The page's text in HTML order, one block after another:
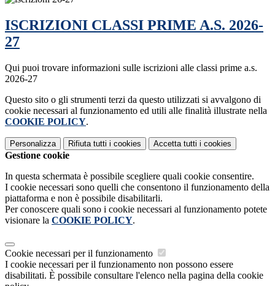
ISCRIZIONI CLASSI PRIME A.S. 2026-
27
Qui puoi trovare informazioni sulle iscrizioni alle classi prime a.s.
2026-27
Questo sito o gli strumenti terzi da questo utilizzati si avvalgono di
cookie necessari al funzionamento ed utili alle finalità illustrate nella
COOKIE POLICY.
Personalizza Rifiuta tutti i cookies Accetta tutti i cookies
Gestione cookie
In questa schermata è possibile scegliere quali cookie consentire.
I cookie necessari sono quelli che consentono il funzionamento della
piattaforma e non è possibile disabilitarli.
Per conoscere quali sono i cookie necessari al funzionamento potete
visionare la COOKIE POLICY.
Cookie necessari per il funzionamento
I cookie necessari per il funzionamento non possono essere
disabilitati. È possibile consultare l'elenco nella pagina della cookie